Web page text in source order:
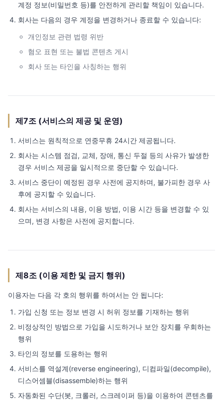
계정 정보(비밀번호 등)를 안전하게 관리할 책임이 있습니다.
회사는 다음의 경우 계정을 변경하거나 종료할 수 있습니다:
개인정보 관련 법령 위반
혐오 표현 또는 불법 콘텐츠 게시
회사 또는 타인을 사칭하는 행위
제7조 (서비스의 제공 및 운영)
서비스는 원칙적으로 연중무휴 24시간 제공됩니다.
회사는 시스템 점검, 교체, 장애, 통신 두절 등의 사유가 발생한
경우 서비스 제공을 일시적으로 중단할 수 있습니다.
서비스 중단이 예정된 경우 사전에 공지하며, 불가피한 경우 사
후에 공지할 수 있습니다.
회사는 서비스의 내용, 이용 방법, 이용 시간 등을 변경할 수 있
으며, 변경 사항은 사전에 공지합니다.
제8조 (이용 제한 및 금지 행위)
이용자는 다음 각 호의 행위를 하여서는 안 됩니다:
가입 신청 또는 정보 변경 시 허위 정보를 기재하는 행위
비정상적인 방법으로 가입을 시도하거나 보안 장치를 우회하는
행위
타인의 정보를 도용하는 행위
서비스를 역설계(reverse engineering), 디컴파일(decompile),
디스어셈블(disassemble)하는 행위
자동화된 수단(봇, 크롤러, 스크레이퍼 등)을 이용하여 콘텐츠를